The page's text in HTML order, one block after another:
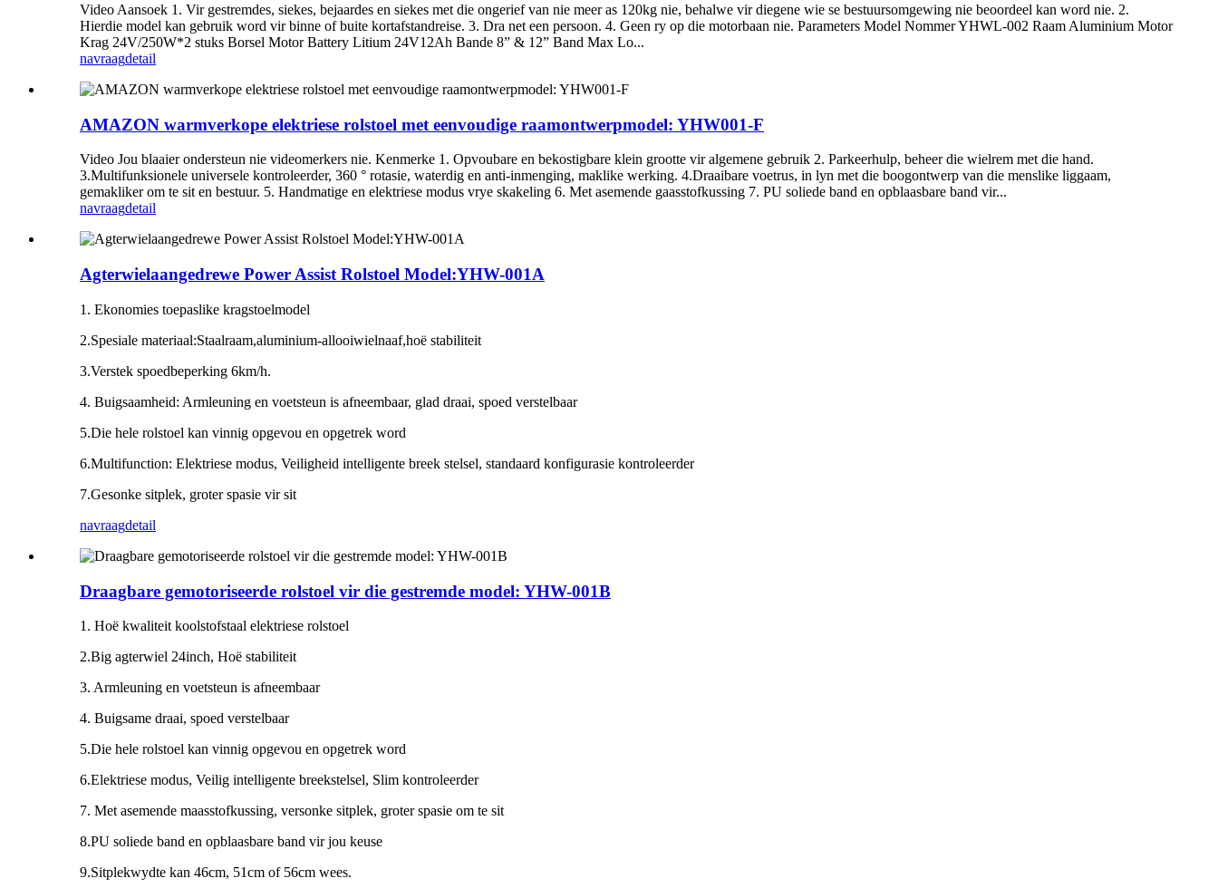
Video Aansoek 1. Vir gestremdes, siekes, bejaardes en siekes met die ongerief van nie meer as 120kg nie, behalwe vir diegene wie se bestuursomgewing nie beoordeel kan word nie. 2.
Hierdie model kan gebruik word vir binne of buite kortafstandreise. 3. Dra net een persoon. 4. Geen ry op die motorbaan nie. Parameters Model Nommer YHWL-002 Raam Aluminium Motor
Krag 24V/250W*2 stuks Borsel Motor Battery Litium 24V12Ah Bande 8” & 12” Band Max Lo...
navraagdetail
AMAZON warmverkope elektriese rolstoel met eenvoudige raamontwerpmodel: YHW001-F
Video Jou blaaier ondersteun nie videomerkers nie. Kenmerke 1. Opvoubare en bekostigbare klein grootte vir algemene gebruik 2. Parkeerhulp, beheer die wielrem met die hand.
3.Multifunksionele universele kontroleerder, 360 ° rotasie, waterdig en anti-inmenging, maklike werking. 4.Draaibare voetrus, in lyn met die boogontwerp van die menslike liggaam,
gemakliker om te sit en bestuur. 5. Handmatige en elektriese modus vrye skakeling 6. Met asemende gaasstofkussing 7. PU soliede band en opblaasbare band vir...
navraagdetail
Agterwielaangedrewe Power Assist Rolstoel Model:YHW-001A
1. Ekonomies toepaslike kragstoelmodel
2.Spesiale materiaal:Staalraam,aluminium-allooiwielnaaf,hoë stabiliteit
3.Verstek spoedbeperking 6km/h.
4. Buigsaamheid: Armleuning en voetsteun is afneembaar, glad draai, spoed verstelbaar
5.Die hele rolstoel kan vinnig opgevou en opgetrek word
6.Multifunction: Elektriese modus, Veiligheid intelligente breek stelsel, standaard konfigurasie kontroleerder
7.Gesonke sitplek, groter spasie vir sit
navraagdetail
Draagbare gemotoriseerde rolstoel vir die gestremde model: YHW-001B
1. Hoë kwaliteit koolstofstaal elektriese rolstoel
2.Big agterwiel 24inch, Hoë stabiliteit
3. Armleuning en voetsteun is afneembaar
4. Buigsame draai, spoed verstelbaar
5.Die hele rolstoel kan vinnig opgevou en opgetrek word
6.Elektriese modus, Veilig intelligente breekstelsel, Slim kontroleerder
7. Met asemende maasstofkussing, versonke sitplek, groter spasie om te sit
8.PU soliede band en opblaasbare band vir jou keuse
9.Sitplekwydte kan 46cm, 51cm of 56cm wees.